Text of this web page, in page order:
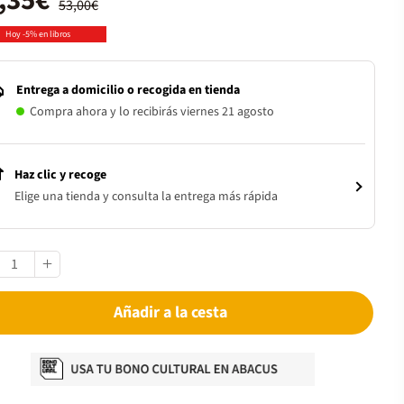
53,00€
Hoy -5% en libros
Entrega a domicilio o recogida en tienda
Compra ahora y lo recibirás viernes 21 agosto
Haz clic y recoge
Elige una tienda y consulta la entrega más rápida
Añadir a la cesta